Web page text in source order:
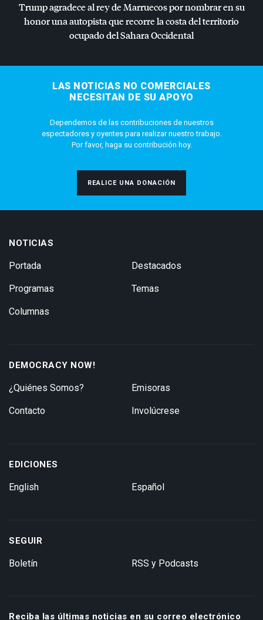
Trump agradece al rey de Marruecos por nombrar en su
honor una autopista que recorre la costa del territorio
ocupado del Sahara Occidental
LAS NOTICIAS NO COMERCIALES
NECESITAN DE SU APOYO
Dependemos de las contribuciones de nuestros
espectadores y oyentes para realizar nuestro trabajo.
Por favor, haga su contribución hoy.
REALICE UNA DONACIÓN
NOTICIAS
Portada
Programas
Columnas
Destacados
Temas
DEMOCRACY NOW!
¿Quiénes Somos?
Contacto
Emisoras
Involúcrese
EDICIONES
English Español
SEGUIR
Boletín RSS y Podcasts
Reciba las últimas noticias en su correo electrónico